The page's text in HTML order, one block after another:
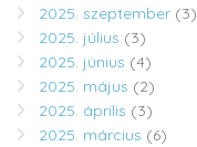
2025. szeptember (3)
2025. július (3)
2025. június (4)
2025. május (2)
2025. április (3)
2025. március (6)